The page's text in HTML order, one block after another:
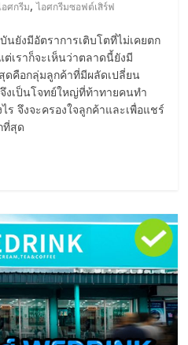
ศกรีม,ไอศกรีมซอฟต์เสิร์ฟ
ยังมีอัตราการเติบโตที่ไม่เคยตก
เราก็จะเห็นว่าตลาดนี้ยังมี
ดคือกลุ่มลูกค้าที่มีผลัดเปลี่ยน
งเป็นโจทย์ใหญ่ที่ท้าทายคนทำ
ร จึงจะครองใจลูกค้าและเพื่อแชร์
ที่สุด